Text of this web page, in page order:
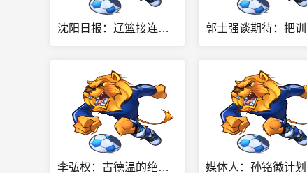
沈阳日报：辽篮接连招兵买马 看出他们盼在新赛季打翻身仗的决心
李弘权：古德温的绝杀有运气成分 但有99%是因我们的努力拼到最后